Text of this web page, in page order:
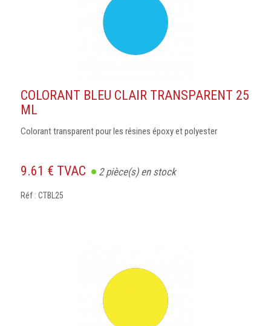
COLORANT BLEU CLAIR TRANSPARENT 25
ML
Colorant transparent pour les résines époxy et polyester
9.61 € TVAC 2pièce(s) en stock
Réf : CTBL25